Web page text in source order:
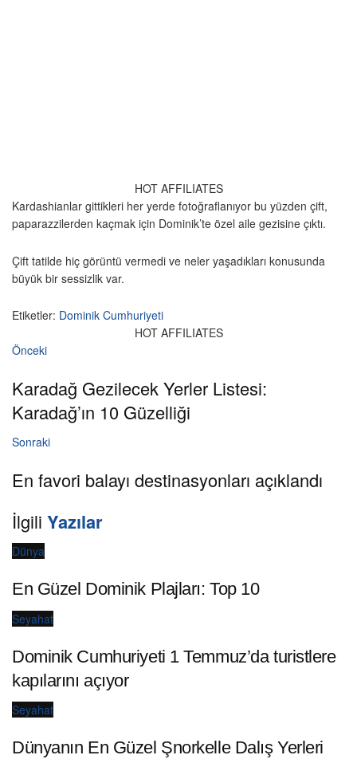
HOT AFFILIATES
Kardashianlar gittikleri her yerde fotoğraflanıyor bu yüzden çift,
paparazzilerden kaçmak için Dominik’te özel aile gezisine çıktı.
Çift tatilde hiç görüntü vermedi ve neler yaşadıkları konusunda
büyük bir sessizlik var.
Etiketler: Dominik Cumhuriyeti
HOT AFFILIATES
Önceki
Karadağ Gezilecek Yerler Listesi:
Karadağ’ın 10 Güzelliği
Sonraki
En favori balayı destinasyonları açıklandı
İlgili Yazılar
Dünya
En Güzel Dominik Plajları: Top 10
Seyahat
Dominik Cumhuriyeti 1 Temmuz’da turistlere
kapılarını açıyor
Seyahat
Dünyanın En Güzel Şnorkelle Dalış Yerleri